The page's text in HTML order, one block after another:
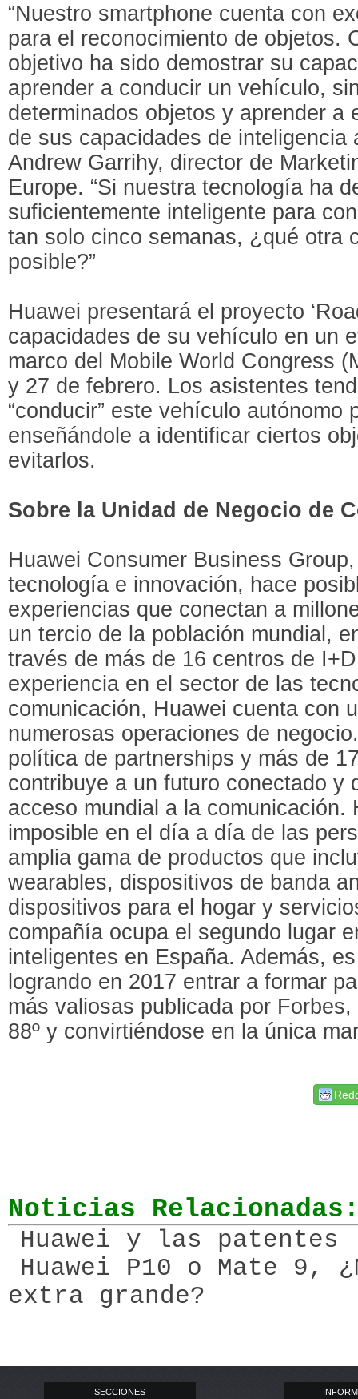
“Nuestro smartphone cuenta con
para el reconocimiento de objetos.
objetivo ha sido demostrar su
aprender a conducir un vehículo,
determinados objetos y aprender a
de sus capacidades de inteligencia
Andrew Garrihy, director de
Europe. “Si nuestra tecnología ha
suficientemente inteligente para
tan solo cinco semanas, ¿qué otra
posible?”
Huawei presentará el proyecto
capacidades de su vehículo en un
marco del Mobile World Congress
y 27 de febrero. Los asistentes
“conducir” este vehículo autónomo
enseñándole a identificar ciertos
evitarlos.
Sobre la Unidad de Negocio de
Huawei Consumer Business
tecnología e innovación, hace
experiencias que conectan a
un tercio de la población mundial,
través de más de 16 centros de
experiencia en el sector de las
comunicación, Huawei cuenta con
numerosas operaciones de
política de partnerships y más de
contribuye a un futuro conectado y
acceso mundial a la comunicación.
imposible en el día a día de las
amplia gama de productos que
wearables, dispositivos de banda
dispositivos para el hogar y
compañía ocupa el segundo lugar
inteligentes en España. Además,
logrando en 2017 entrar a formar
más valiosas publicada por
88º y convirtiéndose en la única
Noticias
Huawei y las patentes
Huawei P10 o Mate 9,
extra grande?
SECCIONES